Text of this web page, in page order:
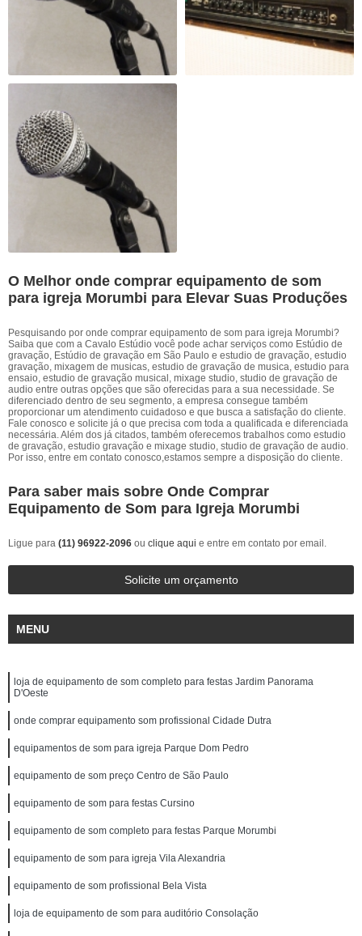
O Melhor onde comprar equipamento de som
para igreja Morumbi para Elevar Suas Produções
Pesquisando por onde comprar equipamento de som para igreja Morumbi?
Saiba que com a Cavalo Estúdio você pode achar serviços como Estúdio de
gravação, Estúdio de gravação em São Paulo e estudio de gravação, estudio
gravação, mixagem de musicas, estudio de gravação de musica, estudio para
ensaio, estudio de gravação musical, mixage studio, studio de gravação de
audio entre outras opções que são oferecidas para a sua necessidade. Se
diferenciado dentro de seu segmento, a empresa consegue também
proporcionar um atendimento cuidadoso e que busca a satisfação do cliente.
Fale conosco e solicite já o que precisa com toda a qualificada e diferenciada
necessária. Além dos já citados, também oferecemos trabalhos como estudio
de gravação, estudio gravação e mixage studio, studio de gravação de audio.
Por isso, entre em contato conosco,estamos sempre a disposição do cliente.
Para saber mais sobre Onde Comprar
Equipamento de Som para Igreja Morumbi
Ligue para (11) 96922-2096 ou clique aqui e entre em contato por email.
Solicite um orçamento
MENU
loja de equipamento de som completo para festas Jardim Panorama
D'Oeste
onde comprar equipamento som profissional Cidade Dutra
equipamentos de som para igreja Parque Dom Pedro
equipamento de som preço Centro de São Paulo
equipamento de som para festas Cursino
equipamento de som completo para festas Parque Morumbi
equipamento de som para igreja Vila Alexandria
equipamento de som profissional Bela Vista
loja de equipamento de som para auditório Consolação